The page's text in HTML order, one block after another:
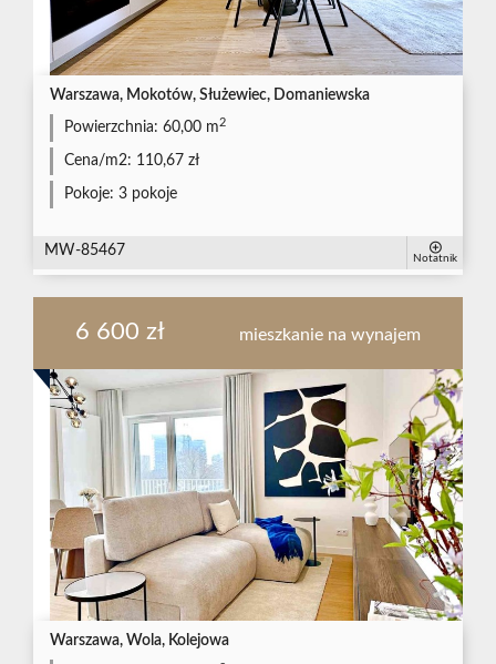
Warszawa, Mokotów, Służewiec, Domaniewska
Powierzchnia: 60,00 m 2
Cena/m2: 110,67 zł
Pokoje: 3 pokoje
MW-85467
Notatnik
6 600 zł mieszkanie na wynajem
Warszawa, Wola, Kolejowa